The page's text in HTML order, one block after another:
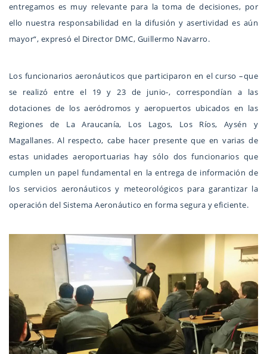
entregamos es muy relevante para la toma de decisiones, por
ello nuestra responsabilidad en la difusión y asertividad es aún
mayor“, expresó el Director DMC, Guillermo Navarro.
Los funcionarios aeronáuticos que participaron en el curso –que
se realizó entre el 19 y 23 de junio-, correspondían a las
dotaciones de los aeródromos y aeropuertos ubicados en las
Regiones de La Araucanía, Los Lagos, Los Ríos, Aysén y
Magallanes. Al respecto, cabe hacer presente que en varias de
estas unidades aeroportuarias hay sólo dos funcionarios que
cumplen un papel fundamental en la entrega de información de
los servicios aeronáuticos y meteorológicos para garantizar la
operación del Sistema Aeronáutico en forma segura y eficiente.